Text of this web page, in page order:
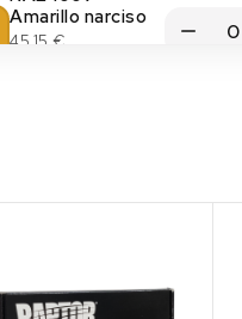
Amarillo narciso
45.15 €
184 en stock